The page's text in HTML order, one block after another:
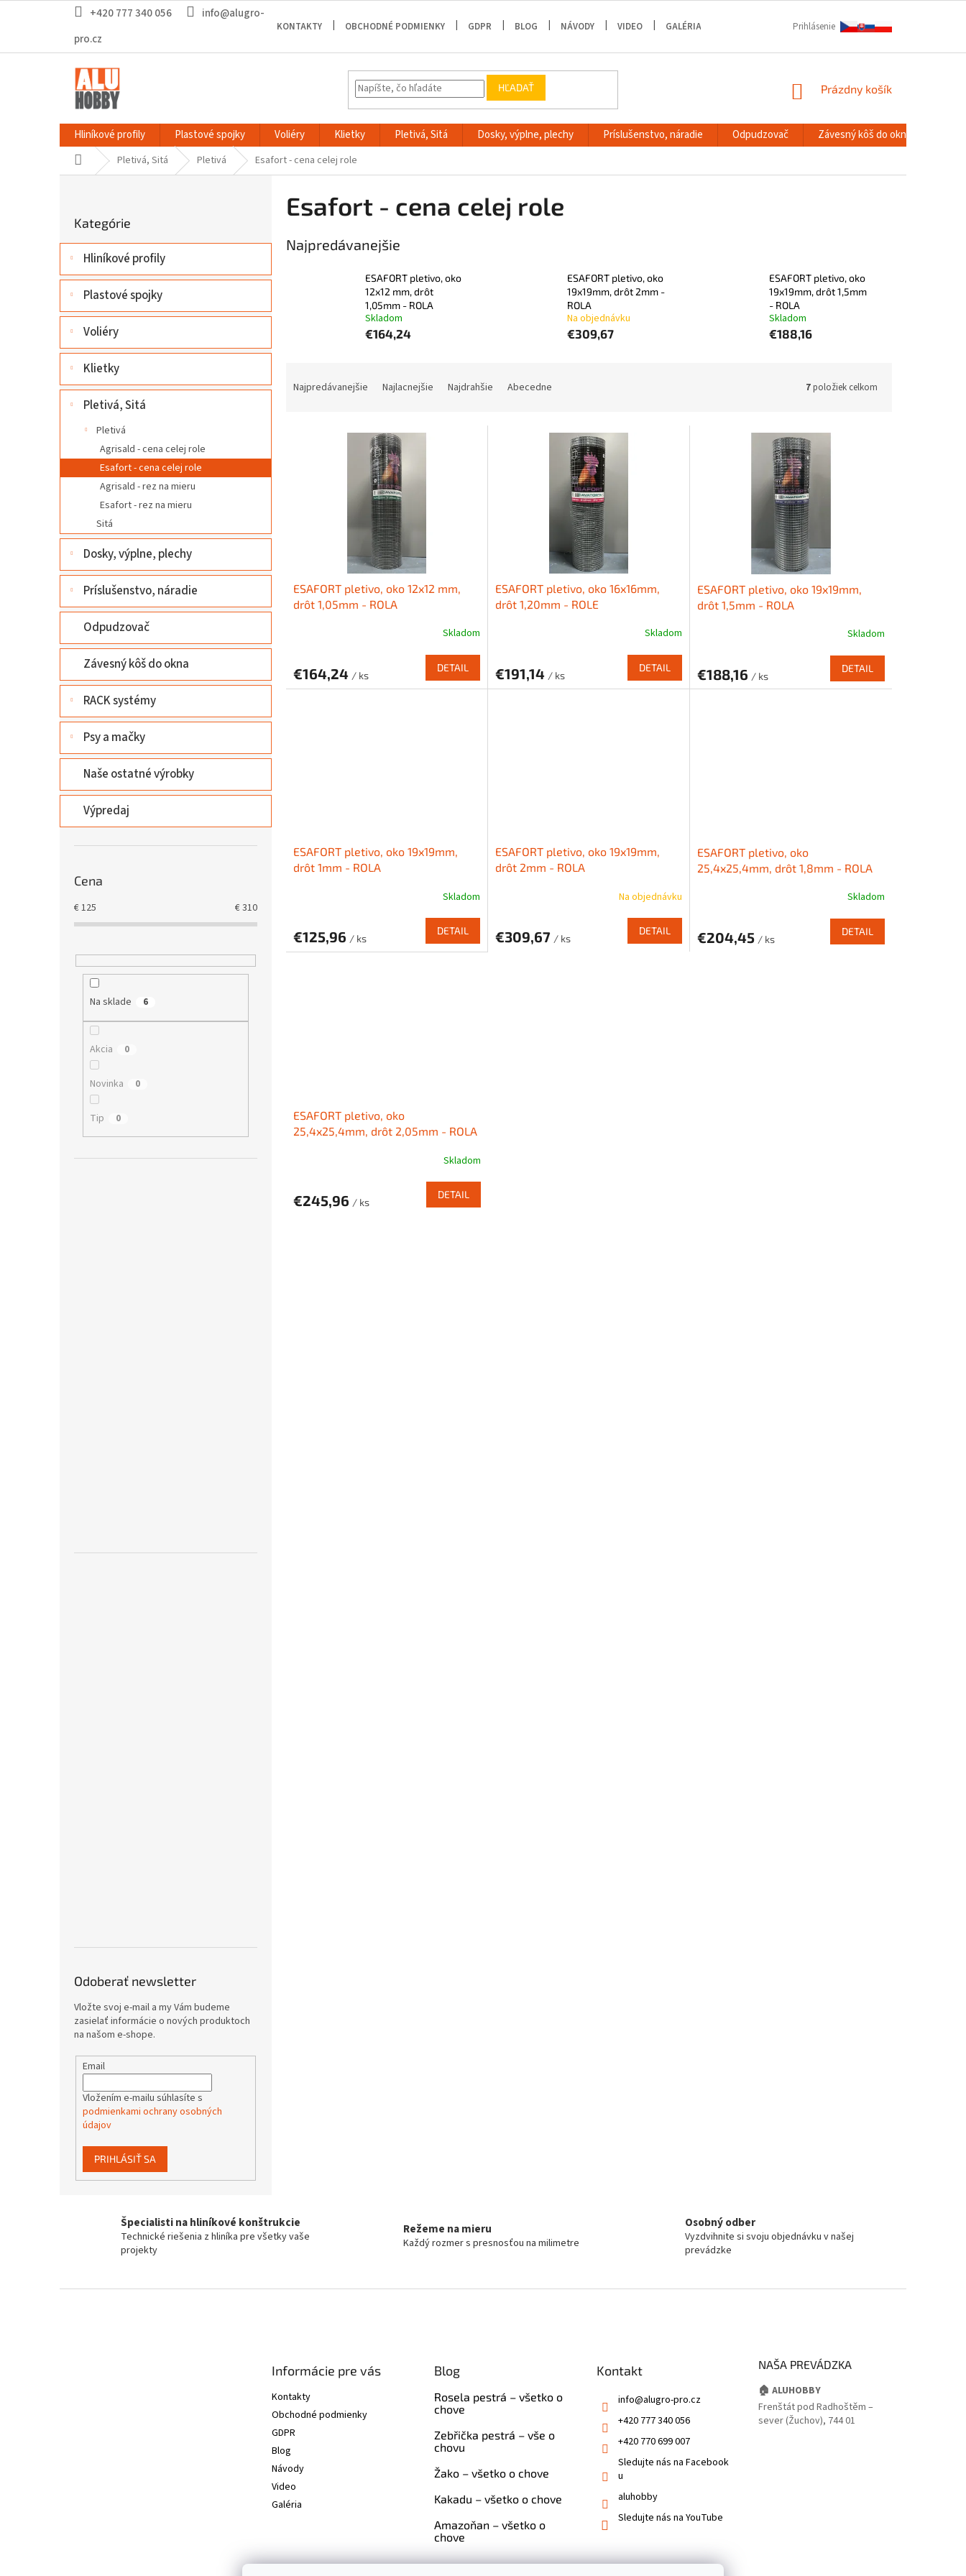
+420 777 340 056
info@alugro-
pro.cz
KONTAKTY OBCHODNÉ PODMIENKY GDPR BLOG NÁVODY VIDEO GALÉRIA Prihlásenie
HĽADAŤ
NÁKUPNÝ
Prázdny košík
Hliníkové profily Plastové spojky Voliéry Klietky Pletivá, Sitá Dosky, výplne, plechy Príslušenstvo, náradie Odpudzovač Závesný kôš do okna
DomovPletivá, Sitá Pletivá Esafort - cena celej role
ý
a
e
kategórie
Kategórie
Hliníkové profily
Plastové spojky
Voliéry
Klietky
Pletivá, Sitá
Pletivá
Agrisald - cena celej role
Esafort - cena celej role
Agrisald - rez na mieru
Esafort - rez na mieru
Sitá
Dosky, výplne, plechy
Príslušenstvo, náradie
Odpudzovač
Závesný kôš do okna
RACK systémy
Psy a mačky
Naše ostatné výrobky
Výpredaj
Cena
€125 €310
Na sklade 6
Akcia 0
Novinka 0
Tip 0
Odoberať newsletter
Vložte svoj e-mail a my Vám budeme
zasielať informácie o nových produktoch
na našom e-shope.
Email
Vložením e-mailu súhlasíte s
podmienkami ochrany osobných
údajov
PRIHLÁSIŤ SA
Esafort - cena celej role
Najpredávanejšie
ESAFORT pletivo, oko
12x12 mm, drôt
1,05mm - ROLA
Skladom
€164,24
ESAFORT pletivo, oko
19x19mm, drôt 2mm -
ROLA
Na objednávku
€309,67
ESAFORT pletivo, oko
19x19mm, drôt 1,5mm
- ROLA
Skladom
€188,16
Najpredávanejšie Najlacnejšie Najdrahšie Abecedne 7položiek celkom
ESAFORT pletivo, oko 12x12 mm,
drôt 1,05mm - ROLA
Skladom
€164,24 / ks
DETAIL
ESAFORT pletivo, oko 16x16mm,
drôt 1,20mm - ROLE
Skladom
€191,14 / ks
DETAIL
ESAFORT pletivo, oko 19x19mm,
drôt 1,5mm - ROLA
Skladom
€188,16 / ks
DETAIL
ESAFORT pletivo, oko 19x19mm,
drôt 1mm - ROLA
Skladom
€125,96 / ks
DETAIL
ESAFORT pletivo, oko 19x19mm,
drôt 2mm - ROLA
Na objednávku
€309,67 / ks
DETAIL
ESAFORT pletivo, oko
25,4x25,4mm, drôt 1,8mm - ROLA
Skladom
€204,45 / ks
DETAIL
ESAFORT pletivo, oko
25,4x25,4mm, drôt 2,05mm - ROLA
Skladom
€245,96 / ks
DETAIL
Špecialisti na hliníkové konštrukcie
Technické riešenia z hliníka pre všetky vaše
projekty
Režeme na mieru
Každý rozmer s presnosťou na milimetre
Osobný odber
Vyzdvihnite si svoju objednávku v našej
prevádzke
Informácie pre vás
Kontakty
Obchodné podmienky
GDPR
Blog
Návody
Video
Galéria
Blog
Rosela pestrá – všetko o
chove
Zebřička pestrá – vše o
chovu
Žako – všetko o chove
Kakadu – všetko o chove
Amazoňan – všetko o
chove
Kontakt
info@alugro-pro.cz
+420 777 340 056
+420 770 699 007
Sledujte nás na Facebook
u
aluhobby
Sledujte nás na YouTube
NAŠA PREVÁDZKA
🏠 ALUHOBBY
Frenštát pod Radhoštěm –
sever (Žuchov), 744 01